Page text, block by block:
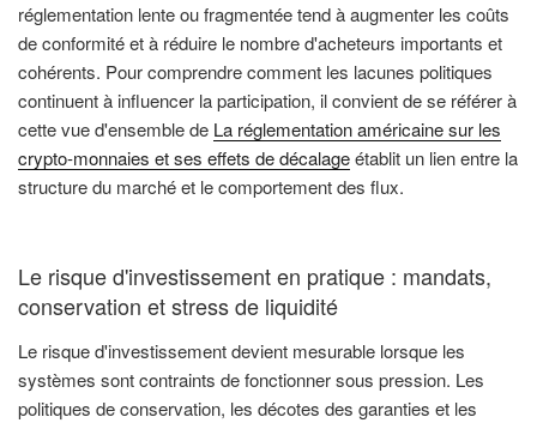
réglementation lente ou fragmentée tend à augmenter les coûts
de conformité et à réduire le nombre d'acheteurs importants et
cohérents. Pour comprendre comment les lacunes politiques
continuent à influencer la participation, il convient de se référer à
cette vue d'ensemble de La réglementation américaine sur les
crypto-monnaies et ses effets de décalageétablit un lien entre la
structure du marché et le comportement des flux.
Le risque d'investissement en pratique : mandats,
conservation et stress de liquidité
Le risque d'investissement devient mesurable lorsque les
systèmes sont contraints de fonctionner sous pression. Les
politiques de conservation, les décotes des garanties et les